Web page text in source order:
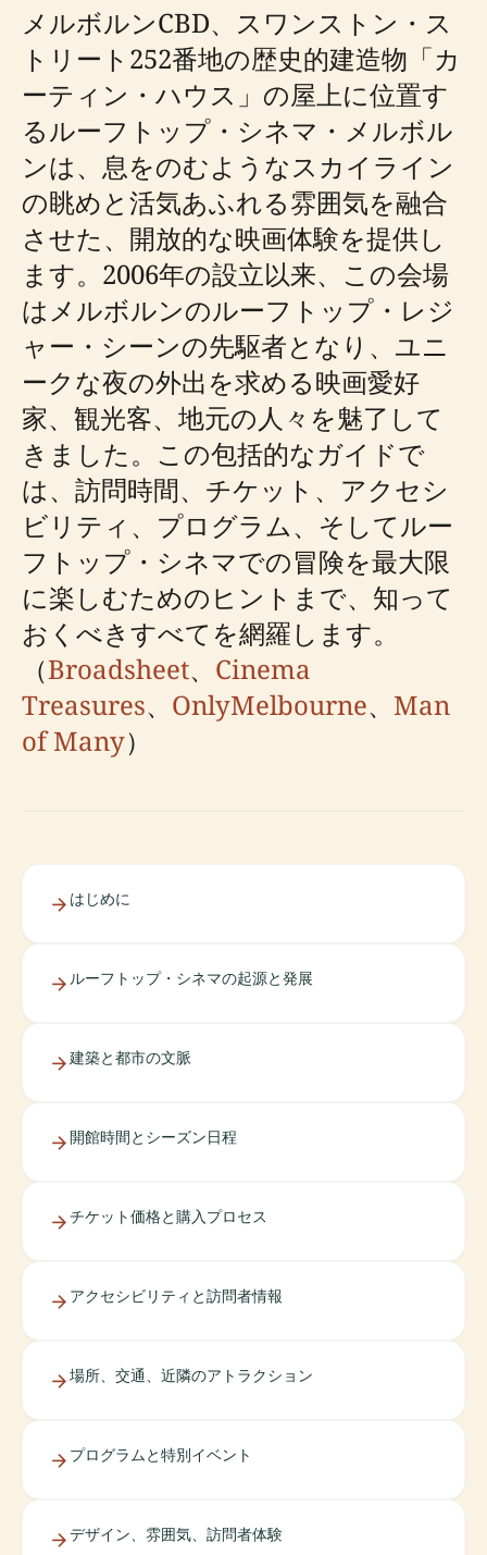
メルボルンCBD、スワンストン・ス
トリート252番地の歴史的建造物「カ
ーティン・ハウス」の屋上に位置す
るルーフトップ・シネマ・メルボル
ンは、息をのむようなスカイライン
の眺めと活気あふれる雰囲気を融合
させた、開放的な映画体験を提供し
ます。2006年の設立以来、この会場
はメルボルンのルーフトップ・レジ
ャー・シーンの先駆者となり、ユニ
ークな夜の外出を求める映画愛好
家、観光客、地元の人々を魅了して
きました。この包括的なガイドで
は、訪問時間、チケット、アクセシ
ビリティ、プログラム、そしてルー
フトップ・シネマでの冒険を最大限
に楽しむためのヒントまで、知って
おくべきすべてを網羅します。
（Broadsheet、 Cinema
Treasures、 OnlyMelbourne、 Man
of Many）
はじめに
ルーフトップ・シネマの起源と発展
建築と都市の文脈
開館時間とシーズン日程
チケット価格と購入プロセス
アクセシビリティと訪問者情報
場所、交通、近隣のアトラクション
プログラムと特別イベント
デザイン、雰囲気、訪問者体験